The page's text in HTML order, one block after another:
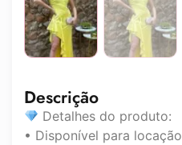
Descrição
Detalhes do produto:
• Disponível para locação